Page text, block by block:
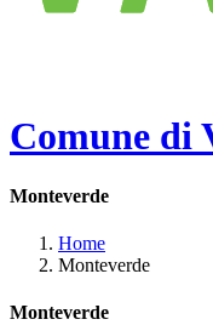
Comune di
Monteverde
Home
Monteverde
Monteverde